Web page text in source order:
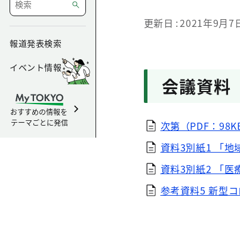
報道発表検索
イベント情報
おすすめの情報を
テーマごとに発信
更新日 2021年9月7
会議資料
次第（PDF：
資料3別紙1 「地
資料3別紙2 「医
参考資料5 新型